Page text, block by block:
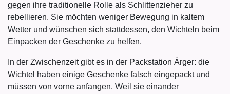
gegen ihre traditionelle Rolle als Schlittenzieher zu
rebellieren. Sie möchten weniger Bewegung in kaltem
Wetter und wünschen sich stattdessen, den Wichteln beim
Einpacken der Geschenke zu helfen.
In der Zwischenzeit gibt es in der Packstation Ärger: die
Wichtel haben einige Geschenke falsch eingepackt und
müssen von vorne anfangen. Weil sie einander